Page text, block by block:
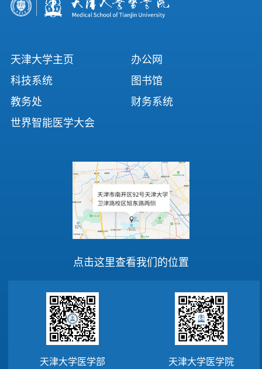
天津大学主页
办公网
科技系统
图书馆
教务处
财务系统
世界智能医学大会
点击这里查看我们的位置
天津大学医学部 天津大学医学院